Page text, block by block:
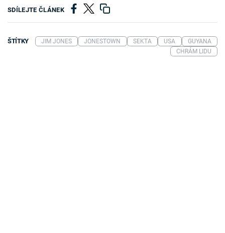
SDÍLEJTE ČLÁNEK
ŠTÍTKY JIM JONES JONESTOWN SEKTA USA
GUYANA
CHRÁM LIDU